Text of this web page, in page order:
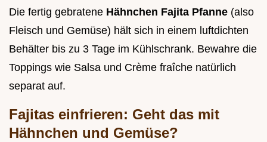
Die fertig gebratene Hähnchen Fajita Pfanne (also
Fleisch und Gemüse) hält sich in einem luftdichten
Behälter bis zu 3 Tage im Kühlschrank. Bewahre die
Toppings wie Salsa und Crème fraîche natürlich
separat auf.
Fajitas einfrieren: Geht das mit
Hähnchen und Gemüse?